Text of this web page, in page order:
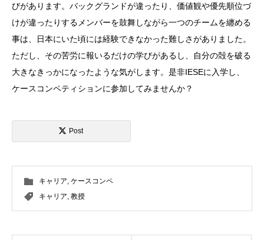
びがあります。バックグランドが違ったり、価値観や優先順位づ
けが違ったりするメンバーを鼓舞しながら一つのチームを纏める
事は、日本にいた頃には経験できなかった難しさがありました。
ただし、その苦労に報いるだけの学びがあるし、自分の殻を破る
大きなきっかになったような気がします。是非IESEに入学し、
ケースコンペティションに参加してみませんか？
Post
キャリア, ケースコンペ
キャリア, 教授